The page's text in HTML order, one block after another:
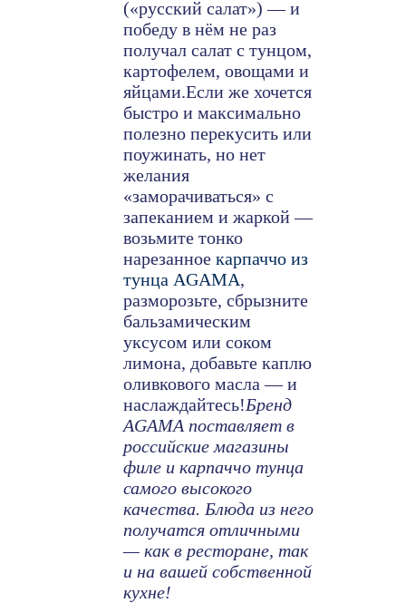
(«русский салат») — и
победу в нём не раз
получал салат с тунцом,
картофелем, овощами и
яйцами.Если же хочется
быстро и максимально
полезно перекусить или
поужинать, но нет
желания
«заморачиваться» с
запеканием и жаркой —
возьмите тонко
нарезанное карпаччо из
тунца AGAMA,
разморозьте, сбрызните
бальзамическим
уксусом или соком
лимона, добавьте каплю
оливкового масла — и
наслаждайтесь!Бренд
AGAMA поставляет в
российские магазины
филе и карпаччо тунца
самого высокого
качества. Блюда из него
получатся отличными
— как в ресторане, так
и на вашей собственной
кухне!